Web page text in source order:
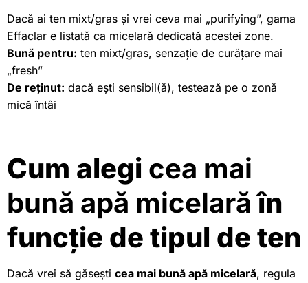
Dacă ai ten mixt/gras și vrei ceva mai „purifying”, gama
Effaclar e listată ca micelară dedicată acestei zone.
Bună pentru: ten mixt/gras, senzație de curățare mai
„fresh”
De reținut: dacă ești sensibil(ă), testează pe o zonă
mică întâi
Cum alegi cea mai
bună apă micelarăîn
funcție de tipul de ten
Dacă vrei să găsești cea mai bună apă micelară, regula